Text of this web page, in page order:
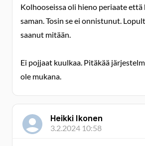
Kolhooseissa oli hieno periaate että
saman. Tosin se ei onnistunut.
saanut mitään.
Ei pojjaat kuulkaa. Pitäkää
ole mukana.
Heikki Ikonen
3.2.2024 10:58